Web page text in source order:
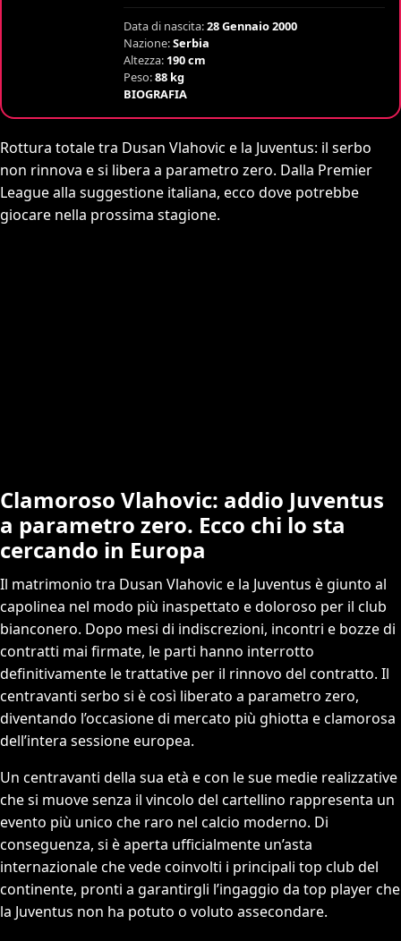
Data di nascita:28 Gennaio 2000
Nazione:Serbia
Altezza: 190 cm
Peso:88 kg
BIOGRAFIA
Rottura totale tra Dusan Vlahovic e la Juventus: il serbo
non rinnova e si libera a parametro zero. Dalla Premier
League alla suggestione italiana, ecco dove potrebbe
giocare nella prossima stagione.
Clamoroso Vlahovic: addio Juventus
a parametro zero. Ecco chi lo sta
cercando in Europa
Il matrimonio tra Dusan Vlahovic e la Juventus è giunto al
capolinea nel modo più inaspettato e doloroso per il club
bianconero. Dopo mesi di indiscrezioni, incontri e bozze di
contratti mai firmate, le parti hanno interrotto
definitivamente le trattative per il rinnovo del contratto. Il
centravanti serbo si è così liberato a parametro zero,
diventando l’occasione di mercato più ghiotta e clamorosa
dell’intera sessione europea.
Un centravanti della sua età e con le sue medie realizzative
che si muove senza il vincolo del cartellino rappresenta un
evento più unico che raro nel calcio moderno. Di
conseguenza, si è aperta ufficialmente un’asta
internazionale che vede coinvolti i principali top club del
continente, pronti a garantirgli l’ingaggio da top player che
la Juventus non ha potuto o voluto assecondare.